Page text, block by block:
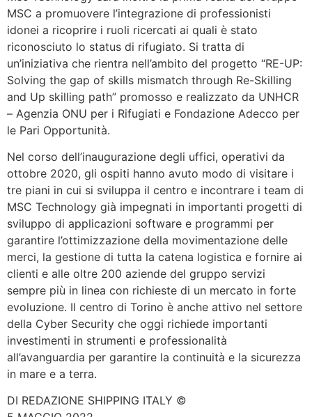
MSC a promuovere l’integrazione di professionisti
idonei a ricoprire i ruoli ricercati ai quali è stato
riconosciuto lo status di rifugiato. Si tratta di
un’iniziativa che rientra nell’ambito del progetto “RE-UP:
Solving the gap of skills mismatch through Re-Skilling
and Up skilling path” promosso e realizzato da UNHCR
– Agenzia ONU per i Rifugiati e Fondazione Adecco per
le Pari Opportunità.
Nel corso dell’inaugurazione degli uffici, operativi da
ottobre 2020, gli ospiti hanno avuto modo di visitare i
tre piani in cui si sviluppa il centro e incontrare i team di
MSC Technology già impegnati in importanti progetti di
sviluppo di applicazioni software e programmi per
garantire l’ottimizzazione della movimentazione delle
merci, la gestione di tutta la catena logistica e fornire ai
clienti e alle oltre 200 aziende del gruppo servizi
sempre più in linea con richieste di un mercato in forte
evoluzione. Il centro di Torino è anche attivo nel settore
della Cyber Security che oggi richiede importanti
investimenti in strumenti e professionalità
all’avanguardia per garantire la continuità e la sicurezza
in mare e a terra.
DI REDAZIONE SHIPPING ITALY ©